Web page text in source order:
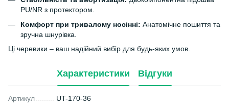
PU/NR з протектором.
Комфорт при тривалому носінні: Анатомічне пошиття та
зручна шнурівка.
Ці черевики – ваш надійний вибір для будь-яких умов.
Характеристики Відгуки
Артикул UT-170-36